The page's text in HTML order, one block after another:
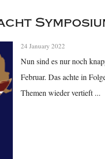
24 January 2022
Nun sind es nur noch
Februar. Das achte in
Themen wieder vertieft ...